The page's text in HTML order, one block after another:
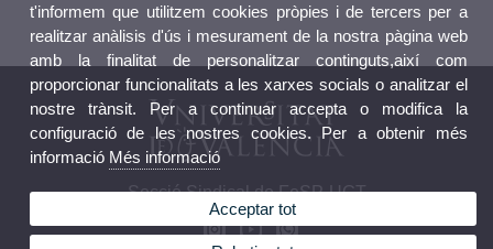
Secció Sindical de FeSP-UGT
t'informem que utilitzem cookies pròpies i de tercers per a
realitzar anàlisis d'ús i mesurament de la nostra pàgina web
amb la finalitat de personalitzar continguts,així com
proporcionar funcionalitats a les xarxes socials o analitzar el
nostre trànsit. Per a continuar accepta o modifica la
configuració de les nostres cookies. Per a obtenir més
informació Més informació
Acceptar tot